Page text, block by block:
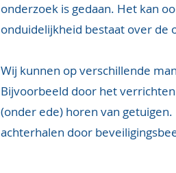
onderzoek is gedaan. Het kan
onduidelijkheid bestaat over de
Wij kunnen op verschillende
Bijvoorbeeld door het
(onder ede) horen van
achterhalen door